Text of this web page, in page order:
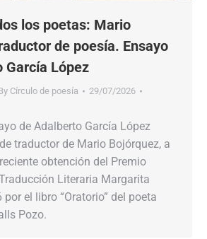
los poetas: Mario
de poesía. Ensayo
García López
Círculo de poesía
29/07/2026
de Adalberto García López
traductor de Mario Bojórquez, a
obtención del Premio
Literaria Margarita
el libro “Oratorio” del poeta
Pozo.